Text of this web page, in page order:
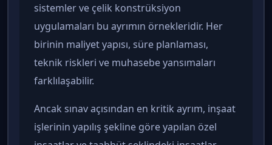
sistemler ve çelik konstrüksiyon
uygulamaları bu ayrımın örnekleridir. Her
birinin maliyet yapısı, süre planlaması,
teknik riskleri ve muhasebe yansımaları
farklılaşabilir.
Ancak sınav açısından en kritik ayrım, inşaat
işlerinin yapılış şekline göre yapılan özel